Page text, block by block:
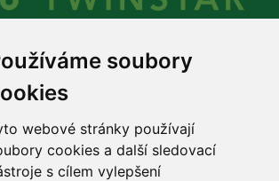
soubory
webové stránky používají
cookies a další sledovací
s cílem vylepšení
o nákupu
podmínky
podmínky
Důležité odkazy
Rychlá objednávka